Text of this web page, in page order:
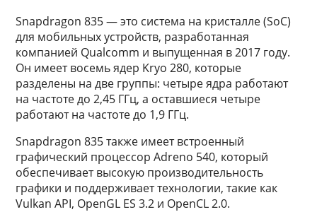
Snapdragon 835 — это система на кристалле (SoC)
для мобильных устройств, разработанная
компанией Qualcomm и выпущенная в 2017 году.
Он имеет восемь ядер Kryo 280, которые
разделены на две группы: четыре ядра работают
на частоте до 2,45 ГГц, а оставшиеся четыре
работают на частоте до 1,9 ГГц.
Snapdragon 835 также имеет встроенный
графический процессор Adreno 540, который
обеспечивает высокую производительность
графики и поддерживает технологии, такие как
Vulkan API, OpenGL ES 3.2 и OpenCL 2.0.